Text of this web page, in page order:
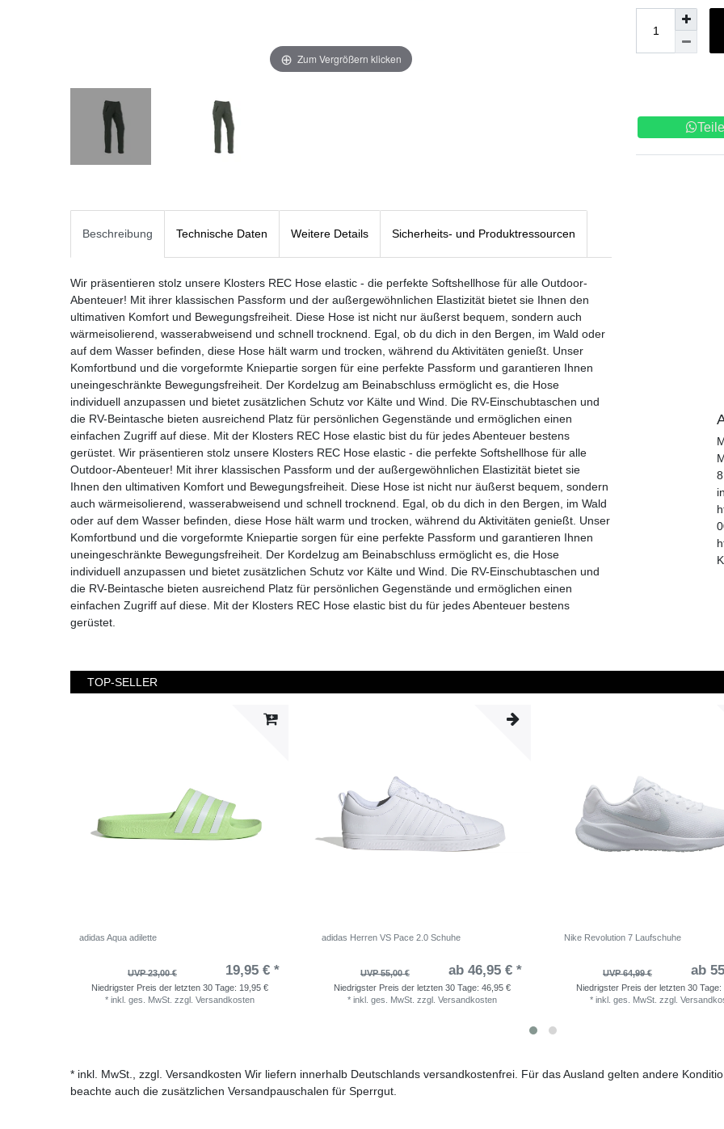
Zum Vergrößern klicken
Beschreibung Technische Daten Weitere Details Sicherheits- und Produktressourcen
Wir präsentieren stolz unsere Klosters REC Hose elastic - die perfekte Softshellhose für alle Outdoor-
Abenteuer! Mit ihrer klassischen Passform und der außergewöhnlichen Elastizität bietet sie Ihnen den
ultimativen Komfort und Bewegungsfreiheit. Diese Hose ist nicht nur äußerst bequem, sondern auch
wärmeisolierend, wasserabweisend und schnell trocknend. Egal, ob du dich in den Bergen, im Wald oder
auf dem Wasser befinden, diese Hose hält warm und trocken, während du Aktivitäten genießt. Unser
Komfortbund und die vorgeformte Kniepartie sorgen für eine perfekte Passform und garantieren Ihnen
uneingeschränkte Bewegungsfreiheit. Der Kordelzug am Beinabschluss ermöglicht es, die Hose
individuell anzupassen und bietet zusätzlichen Schutz vor Kälte und Wind. Die RV-Einschubtaschen und
die RV-Beintasche bieten ausreichend Platz für persönlichen Gegenstände und ermöglichen einen
einfachen Zugriff auf diese. Mit der Klosters REC Hose elastic bist du für jedes Abenteuer bestens
gerüstet. Wir präsentieren stolz unsere Klosters REC Hose elastic - die perfekte Softshellhose für alle
Outdoor-Abenteuer! Mit ihrer klassischen Passform und der außergewöhnlichen Elastizität bietet sie
Ihnen den ultimativen Komfort und Bewegungsfreiheit. Diese Hose ist nicht nur äußerst bequem, sondern
auch wärmeisolierend, wasserabweisend und schnell trocknend. Egal, ob du dich in den Bergen, im Wald
oder auf dem Wasser befinden, diese Hose hält warm und trocken, während du Aktivitäten genießt. Unser
Komfortbund und die vorgeformte Kniepartie sorgen für eine perfekte Passform und garantieren Ihnen
uneingeschränkte Bewegungsfreiheit. Der Kordelzug am Beinabschluss ermöglicht es, die Hose
individuell anzupassen und bietet zusätzlichen Schutz vor Kälte und Wind. Die RV-Einschubtaschen und
die RV-Beintasche bieten ausreichend Platz für persönlichen Gegenstände und ermöglichen einen
einfachen Zugriff auf diese. Mit der Klosters REC Hose elastic bist du für jedes Abenteuer bestens
gerüstet.
TOP-SELLER
adidas Aqua adilette
UVP 23,00 € 19,95 € *
Niedrigster Preis der letzten 30 Tage: 19,95 €
* inkl. ges. MwSt. zzgl. Versandkosten
adidas Herren VS Pace 2.0 Schuhe
UVP 55,00 € ab 46,95 € *
Niedrigster Preis der letzten 30 Tage: 46,95 €
* inkl. ges. MwSt. zzgl. Versandkosten
Nike Revolution 7 Laufschuhe
UVP 64,99 € ab
Niedrigster Preis der letzten 30 Tage:
* inkl. ges. MwSt. zzgl.
* inkl. MwSt., zzgl. Versandkosten Wir liefern innerhalb Deutschlands versandkostenfrei. Für das Ausland gelten andere
beachte auch die zusätzlichen Versandpauschalen für Sperrgut.